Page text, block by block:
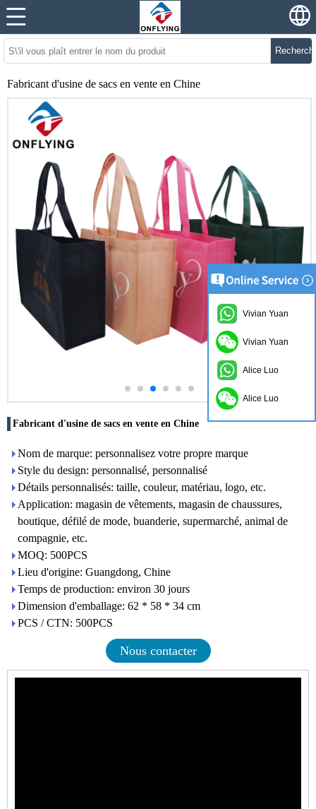
Fabricant d'usine de sacs en vente en Chine
Fabricant d'usine de sacs en vente en Chine
Nom de marque: personnalisez votre propre marque
Style du design: personnalisé, personnalisé
Détails personnalisés: taille, couleur, matériau, logo, etc.
Application: magasin de vêtements, magasin de chaussures,
boutique, défilé de mode, buanderie, supermarché, animal de
compagnie, etc.
MOQ: 500PCS
Lieu d'origine: Guangdong, Chine
Temps de production: environ 30 jours
Dimension d'emballage: 62 * 58 * 34 cm
PCS / CTN: 500PCS
Nous contacter
Vivian Yuan
Vivian Yuan
Alice Luo
Alice Luo